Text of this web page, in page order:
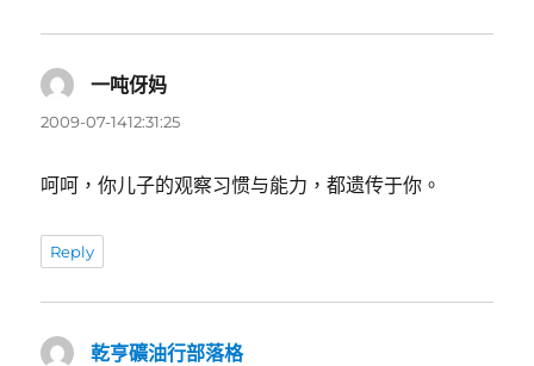
一吨伢妈
示:
2009-07-1412:31:25
呵呵，你儿子的观察习惯与能力，都遗传于你。
Reply
乾亨礦油行部落格表